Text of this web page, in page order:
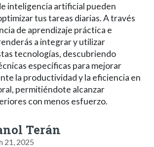
inteligencia artificial pueden
tus tareas diarias. A través
de aprendizaje práctica e
a integrar y utilizar
tecnologías, descubriendo
específicas para mejorar
la productividad y la eficiencia en
permitiéndote alcanzar
con menos esfuerzo.
Terán
21, 2025